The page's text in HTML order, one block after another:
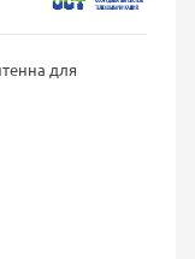
для